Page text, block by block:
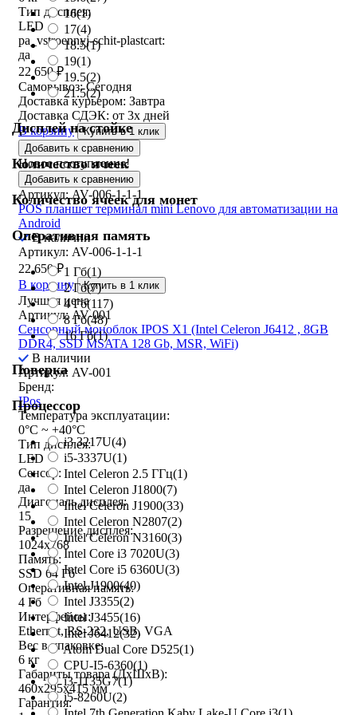
16(1)
17(4)
18.5(1)
19(1)
19.5(2)
21.5(2)
Дисплей на стойке
Количество ячеек
Количество ячеек для монет
Оперативная память
1 Гб(1)
2 Гб(7)
4 Гб(117)
8 Гб(48)
16 Гб(1)
Поверка
Процессор
i3 3217U(4)
i5-3337U(1)
Intel Celeron 2.5 ГГц(1)
Intel Celeron J1800(7)
Intel Celeron J1900(33)
Intel Celeron N2807(2)
Intel Celeron N3160(3)
Intel Core i3 7020U(3)
Intel Core i5 6360U(3)
Intel J1900(40)
Intel J3355(2)
Intel J3455(16)
Intel J6412(32)
Atom Dual Core D525(1)
CPU-I5-6360(1)
i3-1135G7(1)
i5-8260U(2)
Тип дисплея:
LED
pa_vstroennyj-schit-plastcart:
да
22 650₽
Самовывоз:Сегодня
Доставка курьером: Завтра
Доставка СДЭК: от 3х дней
В корзину
Купить в 1 клик
Добавить к сравнению
Новое поступление!
Добавить к сравнению
Артикул: AV-006-1-1-1
POS планшет терминал mini Lenovo для автоматизации на
Android
В наличии
Артикул: AV-006-1-1-1
22 650₽
В корзину
Купить в 1 клик
Лучшая цена
Артикул: AV-001
Сенсорный моноблок IPOS X1 (Intel Celeron J6412 , 8GB
DDR4, SSD MSATA 128 Gb, MSR, WiFi)
В наличии
Артикул: AV-001
Бренд:
IPos
Температура эксплуатации:
0°C ~ +40°C
Тип дисплея:
LED
Сенсор:
да
Диагональ дисплея:
15
Разрешение дисплея:
1024x768
Память:
SSD 64 Гб
Оперативная память:
4 Гб
Интерфейсы:
Ethernet, RS-232, USB, VGA
Вес в упаковке:
6 кг
Габариты товара (ДxШxВ):
460x295x415 мм
Гарантия: